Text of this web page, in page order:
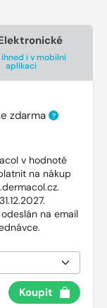
i v mobilní
aplikaci
zdarma ?
v hodnotě
na nákup
na email
Koupit